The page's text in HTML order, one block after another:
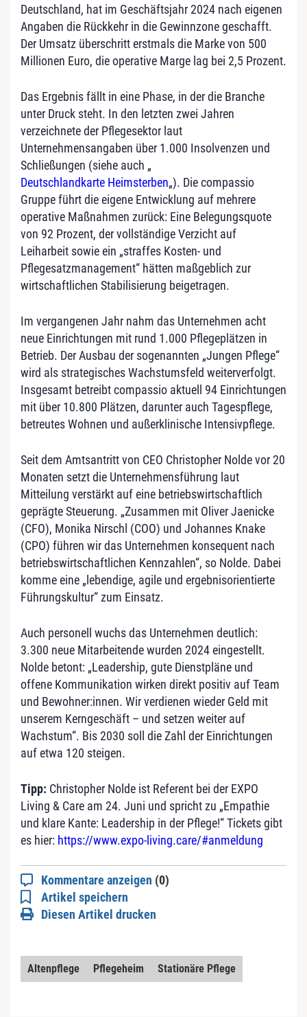
Deutschland, hat im Geschäftsjahr 2024 nach eigenen
Angaben die Rückkehr in die Gewinnzone geschafft.
Der Umsatz überschritt erstmals die Marke von 500
Millionen Euro, die operative Marge lag bei 2,5 Prozent.
Das Ergebnis fällt in eine Phase, in der die Branche
unter Druck steht. In den letzten zwei Jahren
verzeichnete der Pflegesektor laut
Unternehmensangaben über 1.000 Insolvenzen und
Schließungen (siehe auch „
Deutschlandkarte Heimsterben„). Die compassio
Gruppe führt die eigene Entwicklung auf mehrere
operative Maßnahmen zurück: Eine Belegungsquote
von 92 Prozent, der vollständige Verzicht auf
Leiharbeit sowie ein „straffes Kosten- und
Pflegesatzmanagement“ hätten maßgeblich zur
wirtschaftlichen Stabilisierung beigetragen.
Im vergangenen Jahr nahm das Unternehmen acht
neue Einrichtungen mit rund 1.000 Pflegeplätzen in
Betrieb. Der Ausbau der sogenannten „Jungen Pflege“
wird als strategisches Wachstumsfeld weiterverfolgt.
Insgesamt betreibt compassio aktuell 94 Einrichtungen
mit über 10.800 Plätzen, darunter auch Tagespflege,
betreutes Wohnen und außerklinische Intensivpflege.
Seit dem Amtsantritt von CEO Christopher Nolde vor 20
Monaten setzt die Unternehmensführung laut
Mitteilung verstärkt auf eine betriebswirtschaftlich
geprägte Steuerung. „Zusammen mit Oliver Jaenicke
(CFO), Monika Nirschl (COO) und Johannes Knake
(CPO) führen wir das Unternehmen konsequent nach
betriebswirtschaftlichen Kennzahlen“, so Nolde. Dabei
komme eine „lebendige, agile und ergebnisorientierte
Führungskultur“ zum Einsatz.
Auch personell wuchs das Unternehmen deutlich:
3.300 neue Mitarbeitende wurden 2024 eingestellt.
Nolde betont: „Leadership, gute Dienstpläne und
offene Kommunikation wirken direkt positiv auf Team
und Bewohner:innen. Wir verdienen wieder Geld mit
unserem Kerngeschäft – und setzen weiter auf
Wachstum“. Bis 2030 soll die Zahl der Einrichtungen
auf etwa 120 steigen.
Tipp: Christopher Nolde ist Referent bei der EXPO
Living & Care am 24. Juni und spricht zu „Empathie
und klare Kante: Leadership in der Pflege!“ Tickets gibt
es hier: https://www.expo-living.care/#anmeldung
Kommentare anzeigen (0)
Artikel speichern
Diesen Artikel drucken
Altenpflege Pflegeheim Stationäre Pflege